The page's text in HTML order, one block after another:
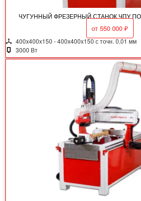
ЧУГУННЫЙ ФРЕЗЕРНЫЙ СТАНОК ЧПУ ПО
от 550 000 ₽
400x400x150 - 400x400x150 с точн. 0,01 мм
3000 Вт